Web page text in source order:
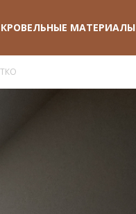
КРОВЕЛЬНЫЕ МАТЕРИАЛЫ